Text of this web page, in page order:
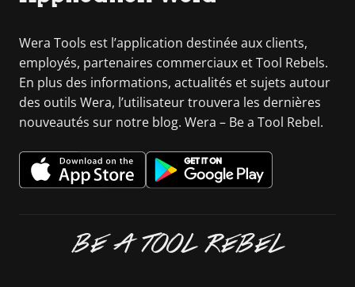
Wera Tools est l’application destinée aux clients,
employés, partenaires commerciaux et Tool Rebels.
En plus des informations, actualités et sujets autour
des outils Wera, l’utilisateur trouvera les dernières
nouveautés sur notre blog. Wera – Be a Tool Rebel.
BE A TOOL REBEL